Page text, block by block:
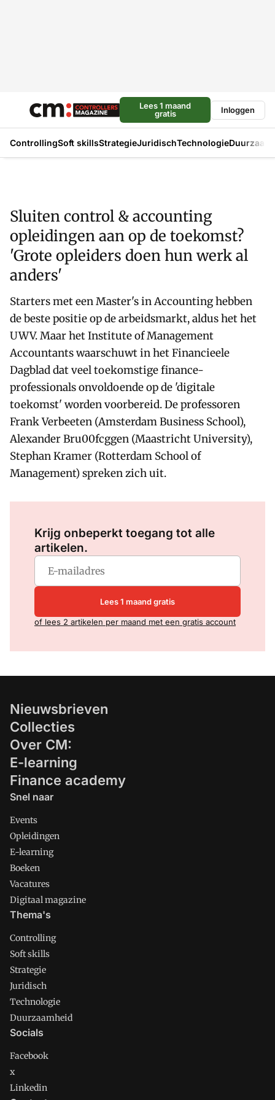
Lees 1 maand
gratis
Inloggen
ControllingSoft skillsStrategieJuridischTechnologie
Sluiten control & accounting
opleidingen aan op de toekomst?
'Grote opleiders doen hun werk al
anders'
Starters met een Master's in Accounting hebben
de beste positie op de arbeidsmarkt, aldus het het
UWV. Maar het Institute of Management
Accountants waarschuwt in het Financieele
Dagblad dat veel toekomstige finance-
professionals onvoldoende op de 'digitale
toekomst' worden voorbereid. De professoren
Frank Verbeeten (Amsterdam Business School),
Alexander Bru00fcggen (Maastricht University),
Stephan Kramer (Rotterdam School of
Management) spreken zich uit.
Krijg onbeperkt toegang tot alle
artikelen.
Lees 1 maand gratis
of lees 2 artikelen per maand met een gratis account
Nieuwsbrieven
Collecties
Over CM:
E-learning
Finance academy
Snel naar
Events
Opleidingen
E-learning
Boeken
Vacatures
Digitaal magazine
Thema's
Controlling
Soft skills
Strategie
Juridisch
Technologie
Duurzaamheid
Socials
Facebook
x
Linkedin